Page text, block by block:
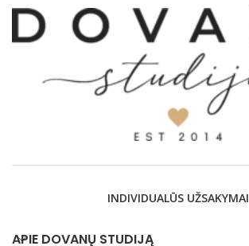
INDIVIDUALŪS UŽSAKYMAI
APIE DOVANŲ STUDIJĄ